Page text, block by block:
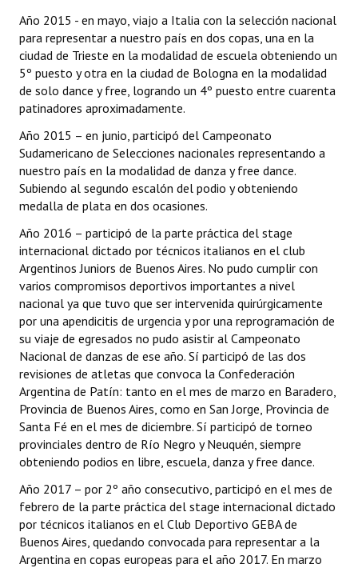
Año 2015 - en mayo, viajo a Italia con la selección nacional
para representar a nuestro país en dos copas, una en la
ciudad de Trieste en la modalidad de escuela obteniendo un
5º puesto y otra en la ciudad de Bologna en la modalidad
de solo dance y free, logrando un 4º puesto entre cuarenta
patinadores aproximadamente.
Año 2015 – en junio, participó del Campeonato
Sudamericano de Selecciones nacionales representando a
nuestro país en la modalidad de danza y free dance.
Subiendo al segundo escalón del podio y obteniendo
medalla de plata en dos ocasiones.
Año 2016 – participó de la parte práctica del stage
internacional dictado por técnicos italianos en el club
Argentinos Juniors de Buenos Aires. No pudo cumplir con
varios compromisos deportivos importantes a nivel
nacional ya que tuvo que ser intervenida quirúrgicamente
por una apendicitis de urgencia y por una reprogramación de
su viaje de egresados no pudo asistir al Campeonato
Nacional de danzas de ese año. Sí participó de las dos
revisiones de atletas que convoca la Confederación
Argentina de Patín: tanto en el mes de marzo en Baradero,
Provincia de Buenos Aires, como en San Jorge, Provincia de
Santa Fé en el mes de diciembre. Sí participó de torneo
provinciales dentro de Río Negro y Neuquén, siempre
obteniendo podios en libre, escuela, danza y free dance.
Año 2017 – por 2º año consecutivo, participó en el mes de
febrero de la parte práctica del stage internacional dictado
por técnicos italianos en el Club Deportivo GEBA de
Buenos Aires, quedando convocada para representar a la
Argentina en copas europeas para el año 2017. En marzo